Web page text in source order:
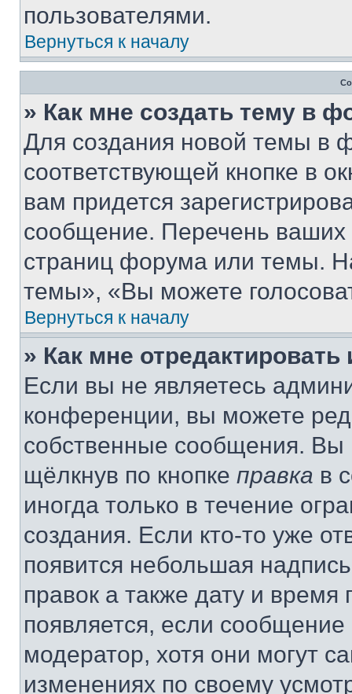
пользователями.
Вернуться к началу
» Как мне создать тему в
Для создания новой темы в
соответствующей кнопке в
вам придется
сообщение. Перечень ваших
страниц форума или темы.
темы», «Вы можете
Вернуться к началу
» Как мне
Если вы не являетесь
конференции, вы можете
собственные сообщения. Вы
щёлкнув по кнопке правка в
иногда только в течение
создания. Если кто-то уже
появится небольшая
правок а также дату и
появляется, если
модератор, хотя они могут
изменениях по своему